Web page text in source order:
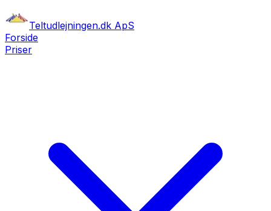
Teltudlejningen.dk ApS
Forside
Priser